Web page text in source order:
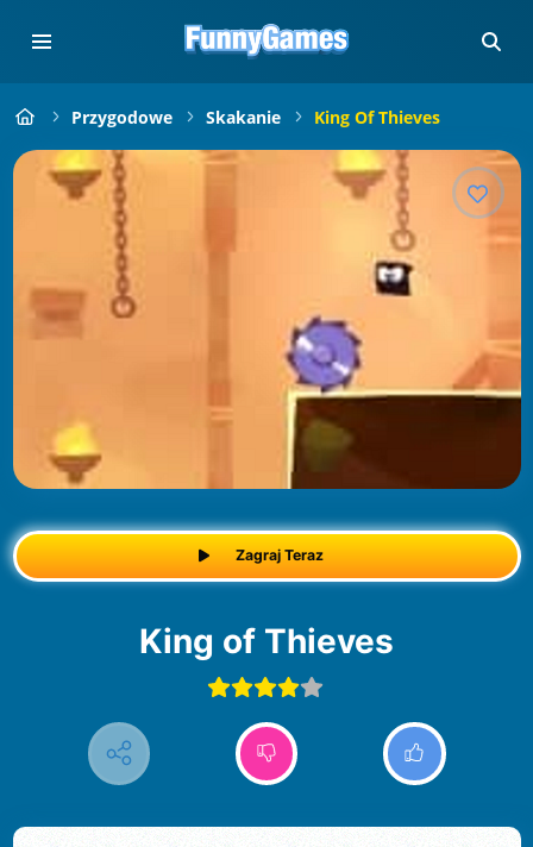
Przygodowe Skakanie King Of Thieves
Zagraj Teraz
King of Thieves